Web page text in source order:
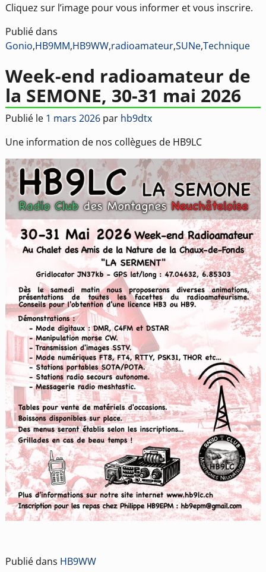
Cliquez sur l’image pour vous informer et vous inscrire.
Publié dans
Gonio,HB9MM,HB9WW,radioamateur,SUNe,Technique
Week-end radioamateur de
la SEMONE, 30-31 mai 2026
Publié le 1 mars 2026 par hb9dtx
Une information de nos collègues de HB9LC
Publié dans HB9WW